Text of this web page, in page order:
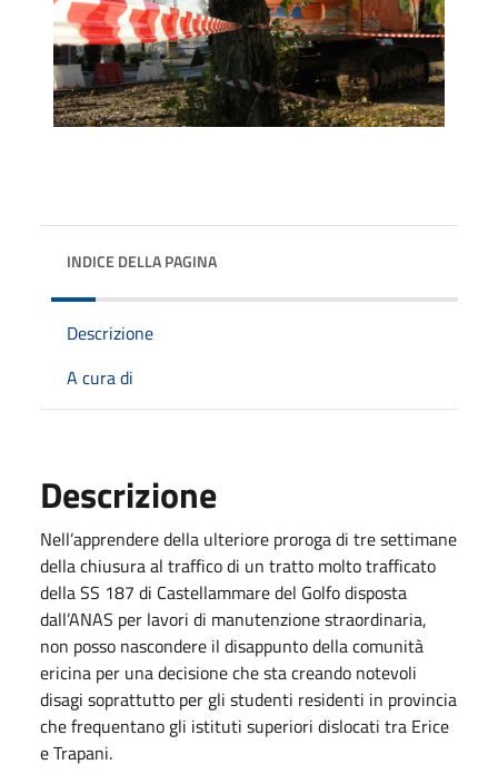
INDICE DELLA PAGINA
Descrizione
A cura di
Descrizione
Nell’apprendere della ulteriore proroga di tre settimane
della chiusura al traffico di un tratto molto trafficato
della SS 187 di Castellammare del Golfo disposta
dall’ANAS per lavori di manutenzione straordinaria,
non posso nascondere il disappunto della comunità
ericina per una decisione che sta creando notevoli
disagi soprattutto per gli studenti residenti in provincia
che frequentano gli istituti superiori dislocati tra Erice
e Trapani.